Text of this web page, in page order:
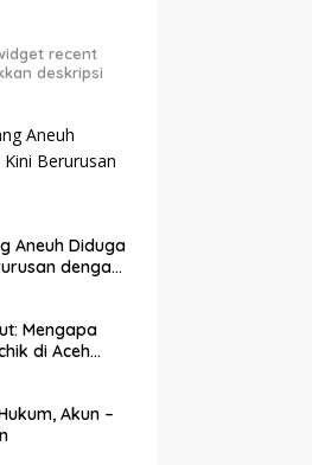
recent
deskripsi
Aneuh Diduga
dengan
Mengapa
di Aceh
Akun –